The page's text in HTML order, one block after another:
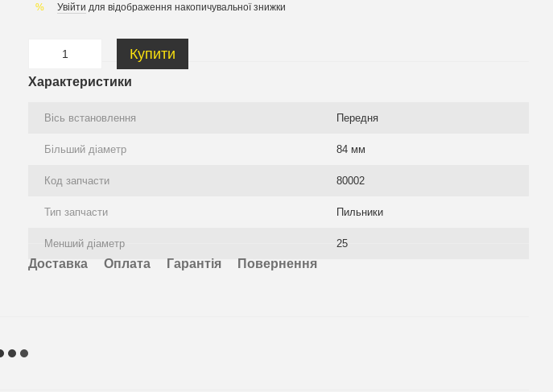
% Увійти для відображення накопичувальної знижки
Купити
Характеристики
Вісь встановлення Передня
Більший діаметр 84 мм
Код запчасти 80002
Тип запчасти Пильники
Менший діаметр 25
Доставка Оплата Гарантія Повернення